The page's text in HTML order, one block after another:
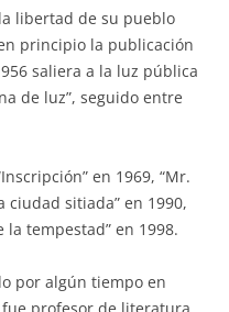
libertad de su pueblo
principio la publicación
saliera a la luz pública
de luz”, seguido entre
en 1969, “Mr.
ciudad sitiada” en 1990,
la tempestad” en 1998.
por algún tiempo en